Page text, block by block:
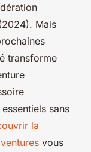
Mais
transforme
sans
la
vous